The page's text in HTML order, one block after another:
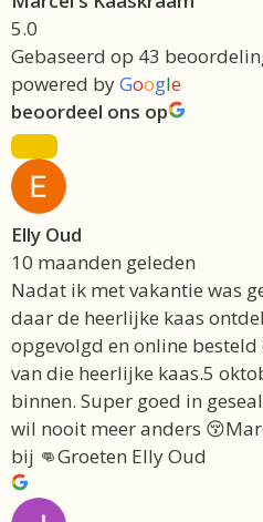
5.0
Gebaseerd op 43
powered byGoogle
beoordeel ons op
Elly Oud
10 maanden geleden
Nadat ik met vakantie was
daar de heerlijke kaas
opgevolgd en online
van die heerlijke kaas.5
binnen. Super goed in
wil nooit meer anders
bij 👊Groeten Elly Oud